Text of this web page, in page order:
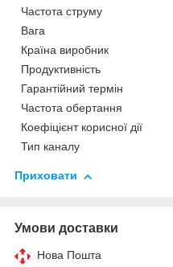
Частота струму
Вага
Країна виробник
Продуктивність
Гарантійний термін
Частота обертання
Коефіцієнт корисної дії
Тип каналу
Приховати
Умови доставки
Нова Пошта